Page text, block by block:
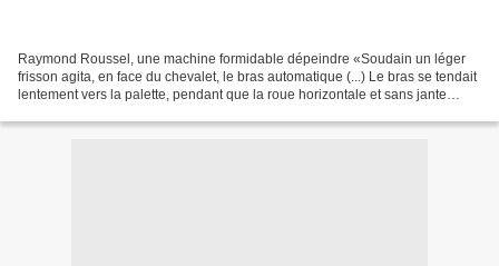
Raymond Roussel, une machine formidable dépeindre «Soudain un léger
frisson agita, en face du chevalet, le bras automatique (...) Le bras se tendait
lentement vers la palette, pendant que la roue horizontale et sans jante